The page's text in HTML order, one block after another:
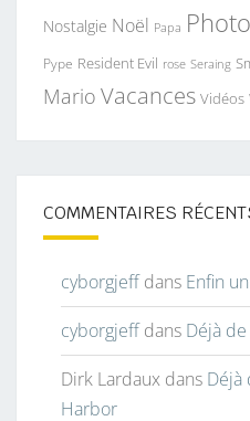
Nostalgie Noël Papa Photo
Pype Resident Evil rose Seraing
Mario Vacances Vidéos
COMMENTAIRES
cyborgjeffdans Enfin
cyborgjeffdans Déjà
Dirk Lardaux dans Déjà
Harbor